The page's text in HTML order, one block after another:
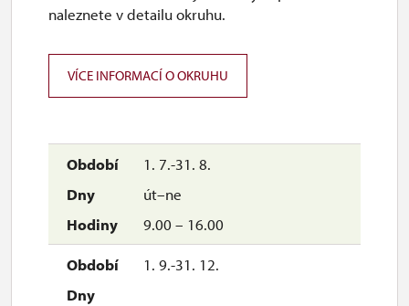
1. 7.-31. 8.
út–ne
9.00 – 16.00
1. 9.-31. 12.
naleznete v detailu okruhu.
VÍCE INFORMACÍ O OKRUHU